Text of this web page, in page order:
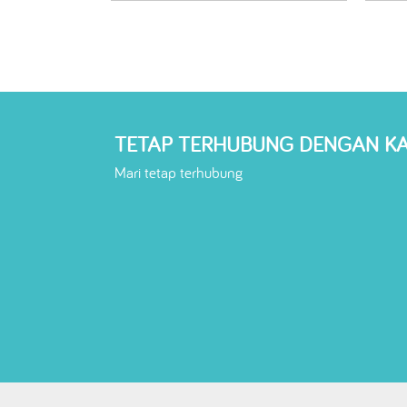
TETAP TERHUBUNG DENGAN
Mari tetap terhubung